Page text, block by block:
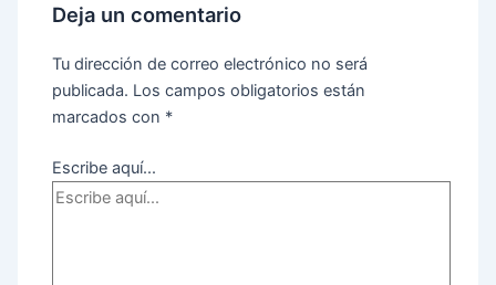
Deja un comentario
Tu dirección de correo electrónico no será
publicada. Los campos obligatorios están
marcados con *
Escribe aquí...